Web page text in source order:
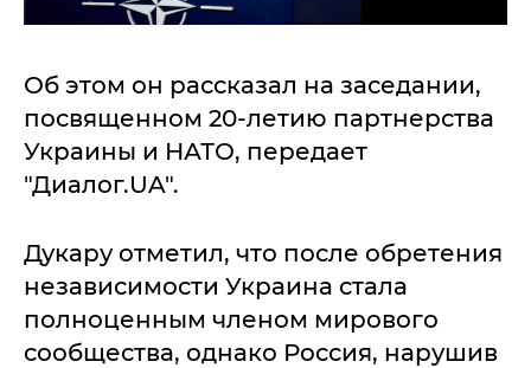
Об этом он рассказал на заседании,
посвященном 20-летию партнерства
Украины и НАТО, передает
"Диалог.UA".
Дукару отметил, что после обретения
независимости Украина стала
полноценным членом мирового
сообщества, однако Россия, нарушив